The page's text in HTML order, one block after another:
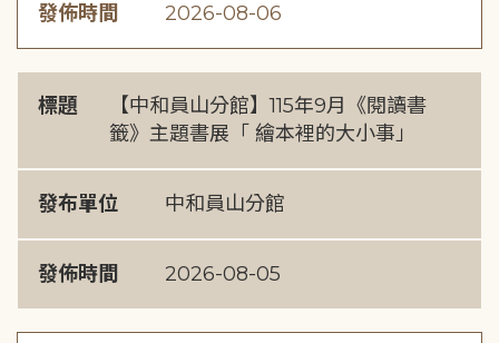
發佈時間 2026-08-06
標題
【中和員山分館】115年9月《閱讀書
籤》主題書展「 繪本裡的大小事」
發布單位 中和員山分館
發佈時間 2026-08-05